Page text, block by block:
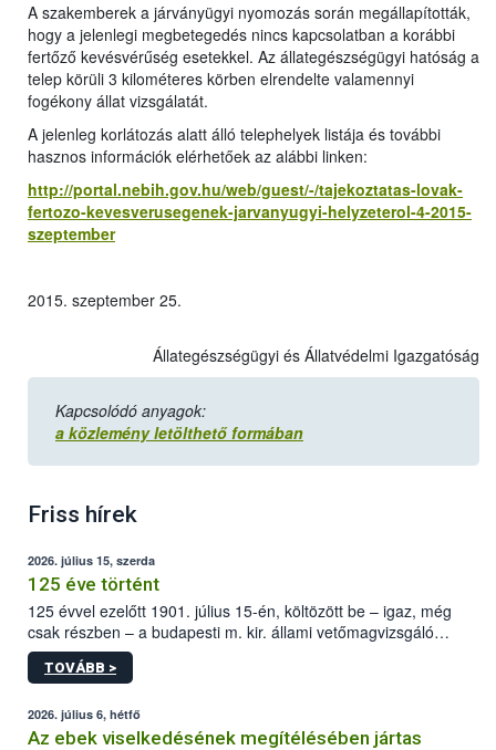
A szakemberek a járványügyi nyomozás során megállapították,
hogy a jelenlegi megbetegedés nincs kapcsolatban a korábbi
fertőző kevésvérűség esetekkel. Az állategészségügyi hatóság a
telep körüli 3 kilométeres körben elrendelte valamennyi
fogékony állat vizsgálatát.
A jelenleg korlátozás alatt álló telephelyek listája és további
hasznos információk elérhetőek az alábbi linken:
http://portal.nebih.gov.hu/web/guest/-/tajekoztatas-lovak-
fertozo-kevesverusegenek-jarvanyugyi-helyzeterol-4-2015-
szeptember
2015. szeptember 25.
Állategészségügyi és Állatvédelmi Igazgatóság
Kapcsolódó anyagok:
a közlemény letölthető formában
Friss hírek
2026. július 15, szerda
125 éve történt
125 évvel ezelőtt 1901. július 15-én, költözött be – igaz, még
csak részben – a budapesti m. kir. állami vetőmagvizsgáló
állomás a Kis Rókus utca 15. szám alatti, Czigler Győző által
tervezett új épületébe.
TOVÁBB >
2026. július 6, hétfő
Az ebek viselkedésének megítélésében jártas